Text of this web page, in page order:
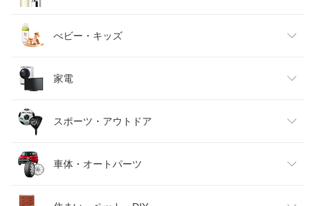
ベビーファッション
インナー・下着・ナイトウェア
バッグ・小物・ブランド雑貨
靴
水・ソフトドリンク
ビール・洋酒
ワイン
日本酒・焼酎
ダイエット・健康
医薬品・コンタクト・介護
美容・コスメ・香水
べビー・キッズ
キッズ・ベビー・マタニティ
おもちゃ
家電
家電
TV・オーディオ・カメラ
スポーツ・アウトドア
スポーツ・アウトドア
車体・オートパーツ